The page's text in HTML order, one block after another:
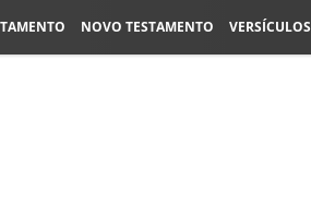
NOVO TESTAMENTO VERSÍCULOS